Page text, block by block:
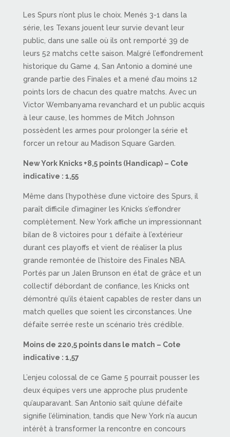
Les Spurs n’ont plus le choix. Menés 3-1 dans la
série, les Texans jouent leur survie devant leur
public, dans une salle où ils ont remporté 39 de
leurs 52 matchs cette saison. Malgré l’effondrement
historique du Game 4, San Antonio a dominé une
grande partie des Finales et a mené d’au moins 12
points lors de chacun des quatre matchs. Avec un
Victor Wembanyama revanchard et un public acquis
à leur cause, les hommes de Mitch Johnson
possèdent les armes pour prolonger la série et
forcer un retour au Madison Square Garden.
New York Knicks +8,5 points (Handicap) – Cote
indicative : 1,55
Même dans l’hypothèse d’une victoire des Spurs, il
paraît difficile d’imaginer les Knicks s’effondrer
complètement. New York affiche un impressionnant
bilan de 8 victoires pour 1 défaite à l’extérieur
durant ces playoffs et vient de réaliser la plus
grande remontée de l’histoire des Finales NBA.
Portés par un Jalen Brunson en état de grâce et un
collectif débordant de confiance, les Knicks ont
démontré qu’ils étaient capables de rester dans un
match quelles que soient les circonstances. Une
défaite serrée reste un scénario très crédible.
Moins de 220,5 points dans le match – Cote
indicative : 1,57
L’enjeu colossal de ce Game 5 pourrait pousser les
deux équipes vers une approche plus prudente
qu’auparavant. San Antonio sait qu’une défaite
signifie l’élimination, tandis que New York n’a aucun
intérêt à transformer la rencontre en concours